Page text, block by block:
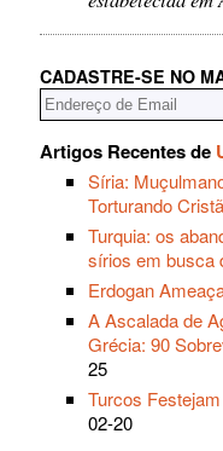
CADASTRE-SE NO
Artigos Recentes de
Síria:
Torturando
Turquia: os
sírios em busca
Erdogan
A Ascalada de
Grécia: 90
25
Turcos
02-20